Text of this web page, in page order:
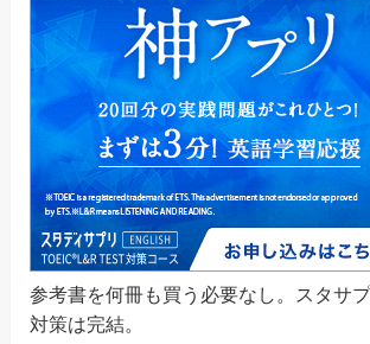
参考書を何冊も買う必要なし。スタサ
対策は完結。